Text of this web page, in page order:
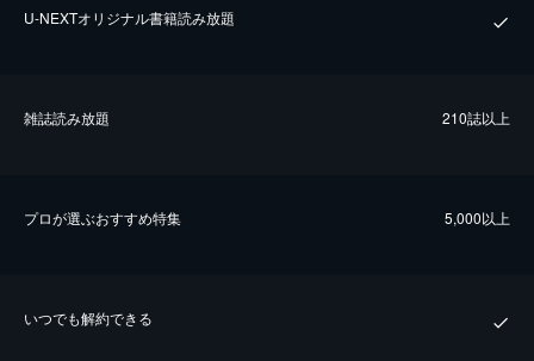
U-NEXTオリジナル書籍読み放題
雑誌読み放題 210誌以上
プロが選ぶおすすめ特集 5,000以上
いつでも解約できる